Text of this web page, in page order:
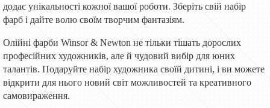
додає унікальності кожної вашої роботи. Зберіть свій набір
фарб і дайте волю своїм творчим фантазіям.
Олійні фарби Winsor & Newton не тільки тішать дорослих
професійних художників, але й чудовий вибір для юних
талантів. Подаруйте набір художника своїй дитині, і ви можете
відкрити для нього новий світ можливостей та креативного
самовираження.